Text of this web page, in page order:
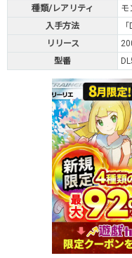
種類/レアリティ
モ
入手方法
リリース
型番